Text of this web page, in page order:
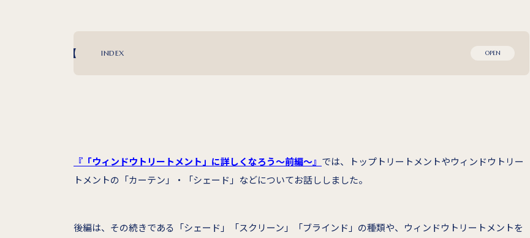
INDEX OPEN
『「ウィンドウトリートメント」に詳しくなろう～前編～』 では、トップトリートメントやウィンドウトリー
トメントの「カーテン」・「シェード」などについてお話ししました。
後編は、その続きである「シェード」「スクリーン」「ブラインド」の種類や、ウィンドウトリートメントを